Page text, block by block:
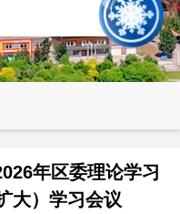
年区委理论学习
大）学习会议